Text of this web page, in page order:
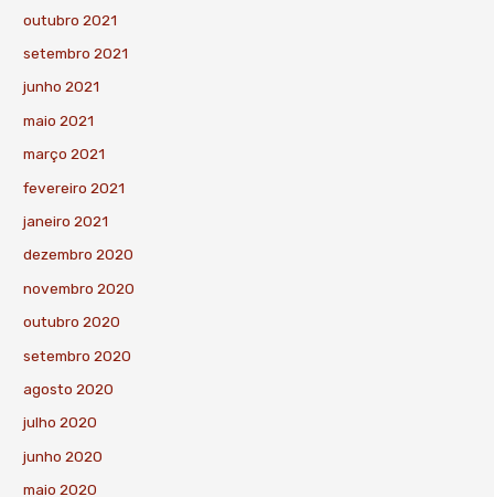
outubro 2021
setembro 2021
junho 2021
maio 2021
março 2021
fevereiro 2021
janeiro 2021
dezembro 2020
novembro 2020
outubro 2020
setembro 2020
agosto 2020
julho 2020
junho 2020
maio 2020